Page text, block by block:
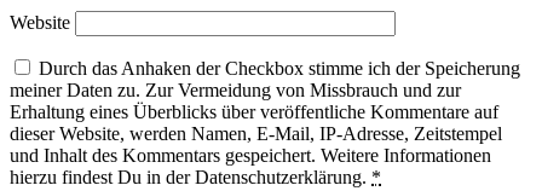
Website
Durch das Anhaken der Checkbox stimme ich der Speicherung
meiner Daten zu. Zur Vermeidung von Missbrauch und zur
Erhaltung eines Überblicks über veröffentliche Kommentare auf
dieser Website, werden Namen, E-Mail, IP-Adresse, Zeitstempel
und Inhalt des Kommentars gespeichert. Weitere Informationen
hierzu findest Du in der Datenschutzerklärung. *